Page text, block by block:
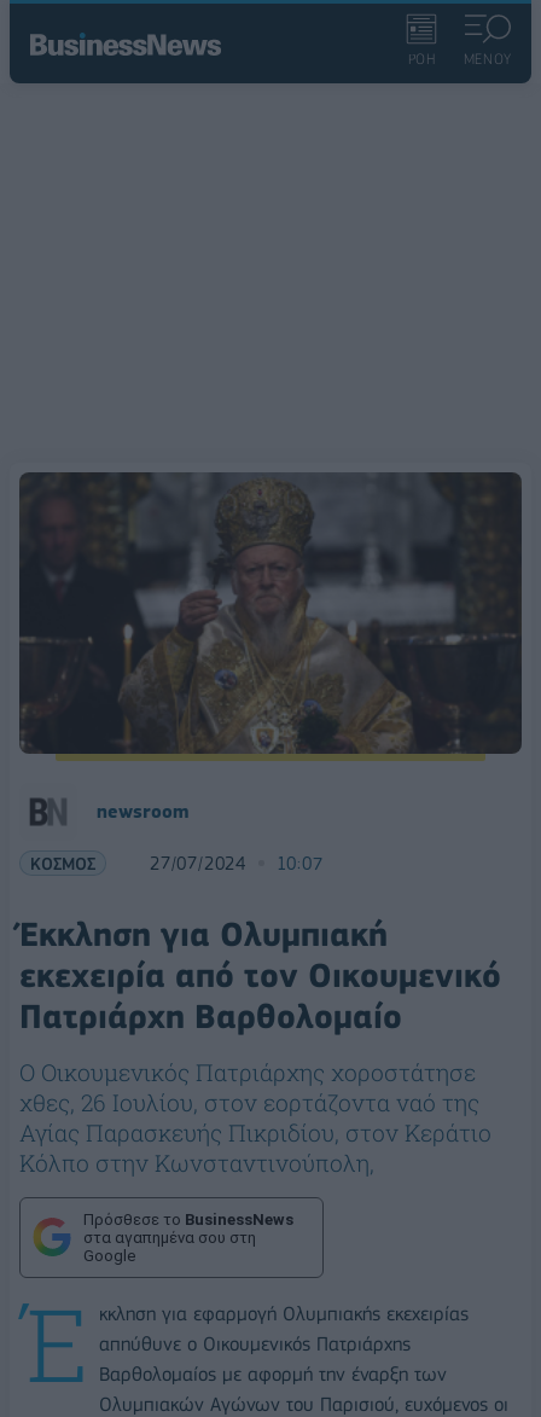
ΡΟΗ ΜΕΝΟΥ
newsroom
ΚΟΣΜΟΣ 27/07/2024 10:07
Έκκληση για Ολυμπιακή
εκεχειρία από τον Οικουμενικό
Πατριάρχη Βαρθολομαίο
Ο Οικουμενικός Πατριάρχης χοροστάτησε
χθες, 26 Ιουλίου, στον εορτάζοντα ναό της
Αγίας Παρασκευής Πικριδίου, στον Κεράτιο
Κόλπο στην Κωνσταντινούπολη,
Πρόσθεσε το BusinessNews
στα αγαπημένα σου στη
Google
Έ
κκληση για εφαρμογή Ολυμπιακής εκεχειρίας
απηύθυνε ο Οικουμενικός Πατριάρχης
Βαρθολομαίος με αφορμή την έναρξη των
Ολυμπιακών Αγώνων του Παρισιού, ευχόμενος οι